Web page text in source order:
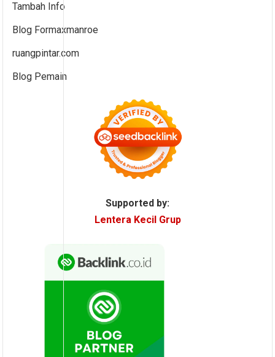
Tambah Info
Blog Formaxmanroe
ruangpintar.com
Blog Pemain
Supported by:
Lentera Kecil Grup